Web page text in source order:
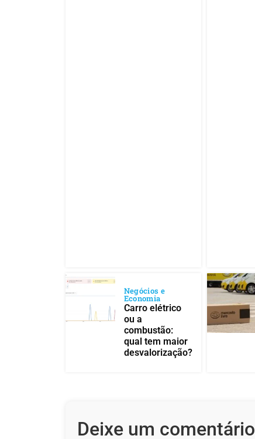
Negócios e
Economia
Carro elétrico
ou a
combustão:
qual tem maior
desvalorização?
Deixe um comentário